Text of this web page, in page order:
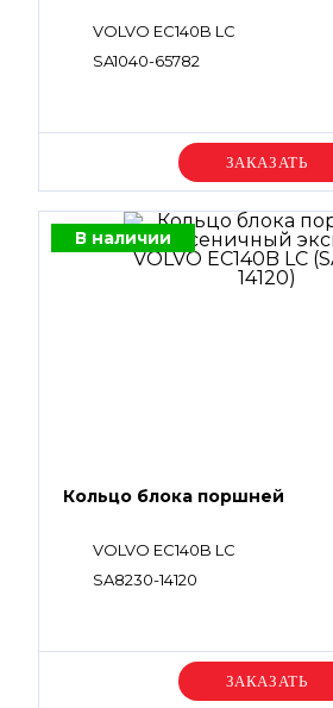
VOLVO EC140B LC
SA1040-65782
Уточняйте цену
В наличии
Кольцо блока поршней
VOLVO EC140B LC
SA8230-14120
Уточняйте цену